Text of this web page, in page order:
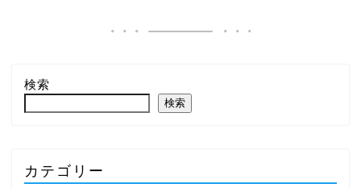
検索
検索
カテゴリー